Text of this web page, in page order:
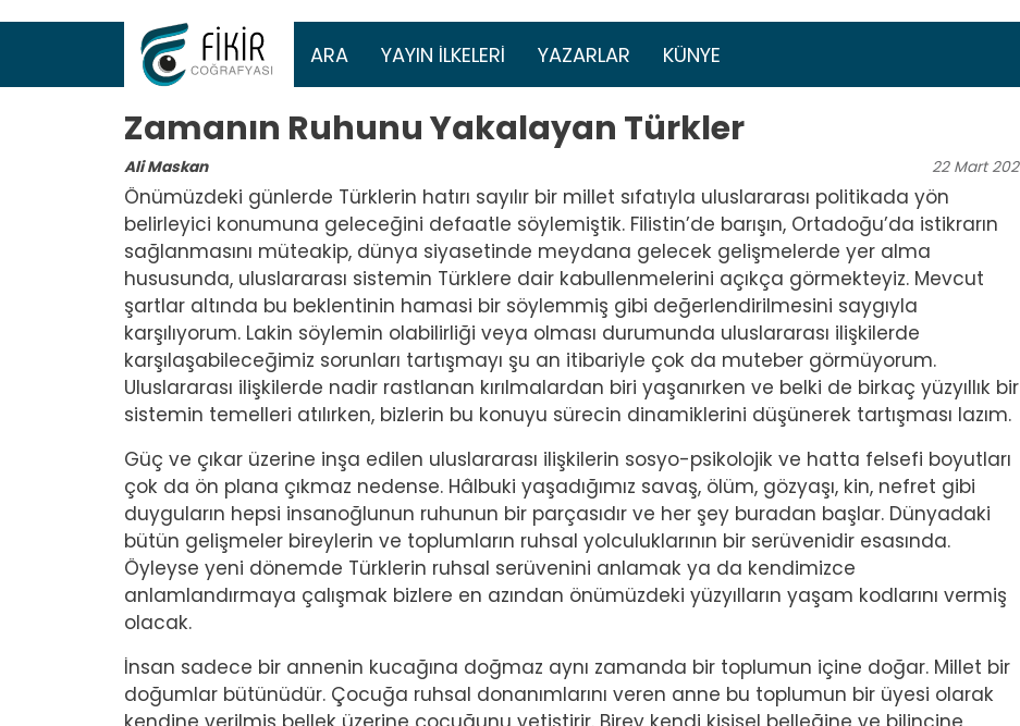
Ana gezinti menüsü
ARA YAYIN İLKELERI YAZARLAR KÜNYE
Zamanın Ruhunu Yakalayan Türkler
Ali Maskan 22 Mart
Önümüzdeki günlerde Türklerin hatırı sayılır bir millet sıfatıyla uluslararası politikada yön
belirleyici konumuna geleceğini defaatle söylemiştik. Filistin’de barışın, Ortadoğu’da istikrarın
sağlanmasını müteakip, dünya siyasetinde meydana gelecek gelişmelerde yer alma
hususunda, uluslararası sistemin Türklere dair kabullenmelerini açıkça görmekteyiz. Mevcut
şartlar altında bu beklentinin hamasi bir söylemmiş gibi değerlendirilmesini saygıyla
karşılıyorum. Lakin söylemin olabilirliği veya olması durumunda uluslararası ilişkilerde
karşılaşabileceğimiz sorunları tartışmayı şu an itibariyle çok da muteber görmüyorum.
Uluslararası ilişkilerde nadir rastlanan kırılmalardan biri yaşanırken ve belki de birkaç yüzyıllık bir
sistemin temelleri atılırken, bizlerin bu konuyu sürecin dinamiklerini düşünerek tartışması lazım.
Güç ve çıkar üzerine inşa edilen uluslararası ilişkilerin sosyo-psikolojik ve hatta felsefi boyutları
çok da ön plana çıkmaz nedense. Hâlbuki yaşadığımız savaş, ölüm, gözyaşı, kin, nefret gibi
duyguların hepsi insanoğlunun ruhunun bir parçasıdır ve her şey buradan başlar. Dünyadaki
bütün gelişmeler bireylerin ve toplumların ruhsal yolculuklarının bir serüvenidir esasında.
Öyleyse yeni dönemde Türklerin ruhsal serüvenini anlamak ya da kendimizce
anlamlandırmaya çalışmak bizlere en azından önümüzdeki yüzyılların yaşam kodlarını vermiş
olacak.
İnsan sadece bir annenin kucağına doğmaz aynı zamanda bir toplumun içine doğar. Millet bir
doğumlar bütünüdür. Çocuğa ruhsal donanımlarını veren anne bu toplumun bir üyesi olarak